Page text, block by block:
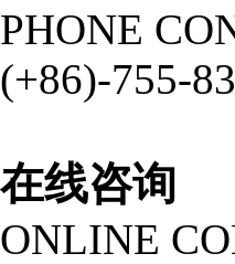
PHONE
(+86)-755-
在线咨询
ONLINE